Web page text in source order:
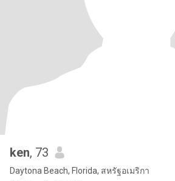
ken, 73
Daytona Beach, Florida, สหรัฐอเมริกา